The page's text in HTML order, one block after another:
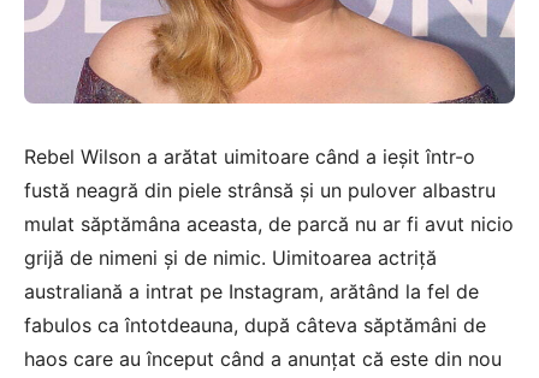
Rebel Wilson a arătat uimitoare când a ieșit într-o
fustă neagră din piele strânsă și un pulover albastru
mulat săptămâna aceasta, de parcă nu ar fi avut nicio
grijă de nimeni și de nimic. Uimitoarea actriță
australiană a intrat pe Instagram, arătând la fel de
fabulos ca întotdeauna, după câteva săptămâni de
haos care au început când a anunțat că este din nou